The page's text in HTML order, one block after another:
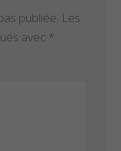
publiée. Les
avec *